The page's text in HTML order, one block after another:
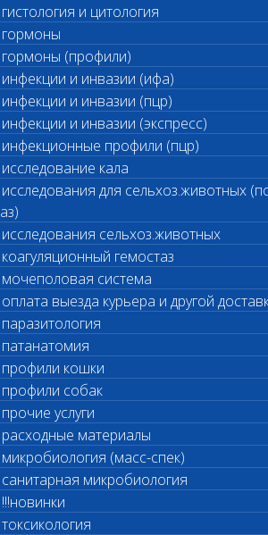
гистология и цитология
гормоны
гормоны (профили)
инфекции и инвазии (ифа)
инфекции и инвазии (пцр)
инфекции и инвазии (экспресс)
инфекционные профили (пцр)
исследование кала
исследования для сельхоз.животных
исследования сельхоз.животных
коагуляционный гемостаз
мочеполовая система
оплата выезда курьера и другой
паразитология
патанатомия
профили кошки
профили собак
прочие услуги
расходные материалы
микробиология (масс-спек)
санитарная микробиология
!!!новинки
токсикология
центры
крови
законом. Товарный знак
"ШАНС БИО"
а также использование материалов,
www.vetlab.ruвозможно только с
Правообладателя
палаты